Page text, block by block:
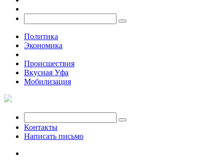
Политика
Экономика
Происшествия
Вкусная Уфа
Мобилизация
Контакты
Написать письмо